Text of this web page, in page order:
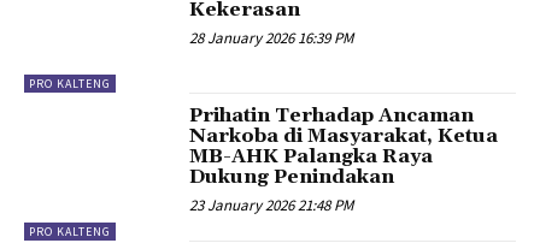
PRO KALTENG
Kekerasan
28 January 2026 16:39 PM
PRO KALTENG
Prihatin Terhadap Ancaman
Narkoba di Masyarakat, Ketua
MB-AHK Palangka Raya
Dukung Penindakan
23 January 2026 21:48 PM